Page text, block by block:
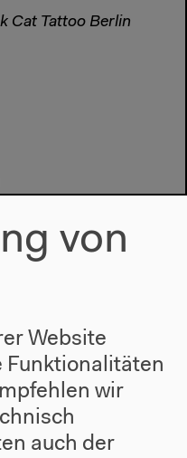
Cat Tattoo Berlin
Veranstaltung
und
von
Website
Funktionalitäten
wir
auch der